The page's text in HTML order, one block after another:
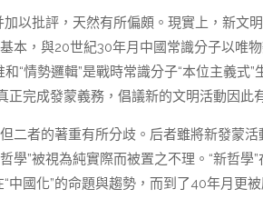
加以批評，天然有所偏頗。現實上，新文
本，與20世紀30年月中國常識分子以唯
“情勢邏輯”是戰時常識分子“本位主義式
完成發蒙義務，倡議新的文明活動因此
者的著重有所分歧。后者雖將新發蒙活
學”被視為純實際而被置之不理。“新哲學
中國化”的命題與趨勢，而到了40年月更